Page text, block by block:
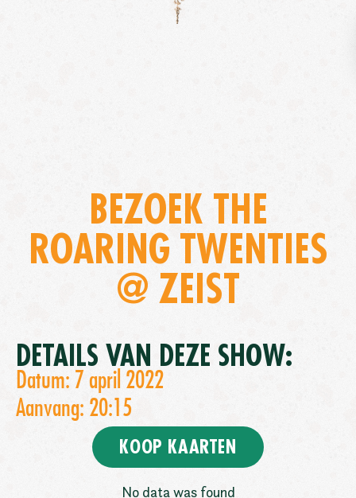
BEZOEK THE
ROARING TWENTIES
@ ZEIST
DETAILS VAN DEZE SHOW:
Datum: 7 april 2022
Aanvang: 20:15
KOOP KAARTEN
No data was found